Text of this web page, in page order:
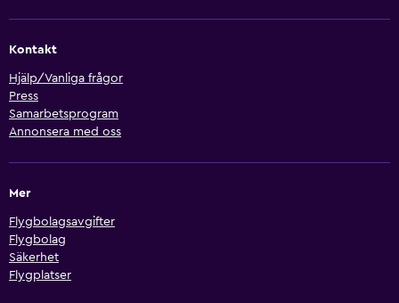
Kontakt
Hjälp/Vanliga frågor
Press
Samarbetsprogram
Annonsera med oss
Mer
Flygbolagsavgifter
Flygbolag
Säkerhet
Flygplatser